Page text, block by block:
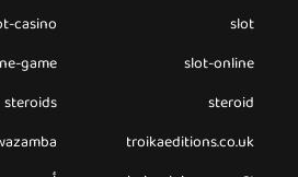
slot
casino
slot-online
game
steroid
steroids
troikaeditions.co.uk